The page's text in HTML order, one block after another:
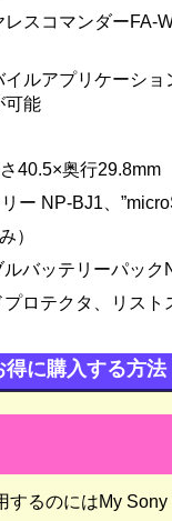
レスコマンダーFA-
ルアプリケーシ
可能
40.5×奥行29.8mm
ー NP-BJ1、
）
ルバッテリーパッ
テクタ、リスト
得に購入する方法
するのにはMy Sony